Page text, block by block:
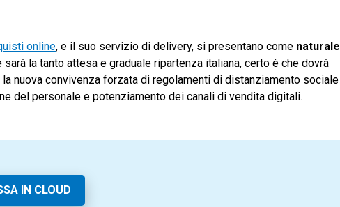
online, e il suo servizio di delivery, si presentano come naturale
la tanto attesa e graduale ripartenza italiana, certo è che dovrà
nuova convivenza forzata di regolamenti di distanziamento sociale
del personale e potenziamento dei canali di vendita digitali.
IN CLOUD